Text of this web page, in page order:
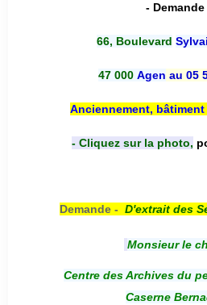
- Demande
66, Boulevard
47 000 Agen au 05
Anciennement, bâtiment
- Cliquez sur la photo,
Demande - D'extrait des
Monsieur le
Centre des Archives du
Caserne